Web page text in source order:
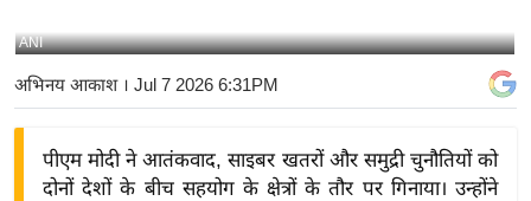
ष्ट्री
य
बि
ANI
अभिनय आकाश। Jul 7 2026 6:31PM
पीएम मोदी ने आतंकवाद, साइबर खतरों और समुद्री चुनौतियों को
दोनों देशों के बीच सहयोग के क्षेत्रों के तौर पर गिनाया। उन्होंने